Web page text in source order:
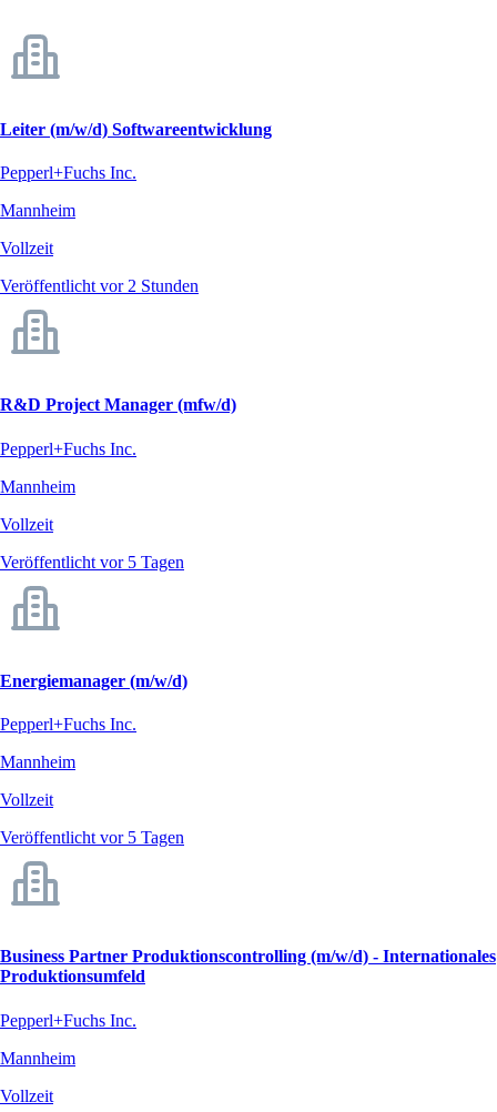
Leiter (m/w/d) Softwareentwicklung
Pepperl+Fuchs Inc.
Mannheim
Vollzeit
Veröffentlicht vor 2 Stunden
R&D Project Manager (mfw/d)
Pepperl+Fuchs Inc.
Mannheim
Vollzeit
Veröffentlicht vor 5 Tagen
Energiemanager (m/w/d)
Pepperl+Fuchs Inc.
Mannheim
Vollzeit
Veröffentlicht vor 5 Tagen
Business Partner Produktionscontrolling (m/w/d) - Internationales
Produktionsumfeld
Pepperl+Fuchs Inc.
Mannheim
Vollzeit